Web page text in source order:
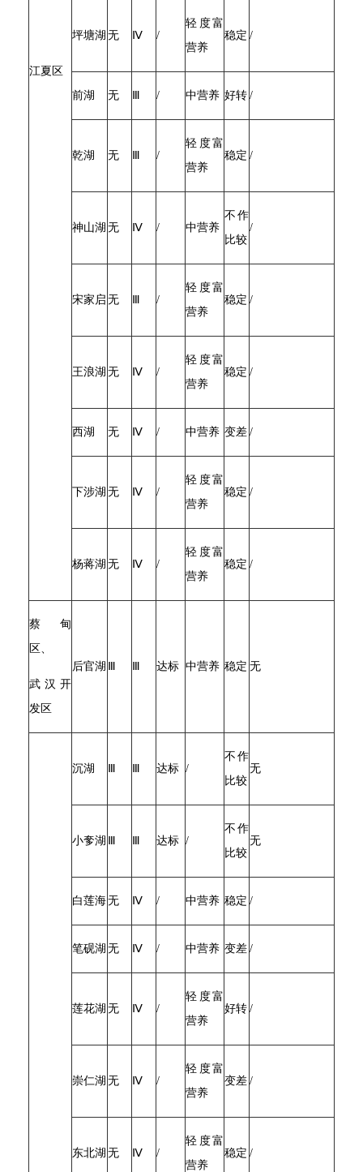
江夏区
坪塘湖 无 Ⅳ /
轻度富
营养
稳定 /
前湖 无 / 中营养 好转 /
乾湖 无 /
轻度富
营养
稳定 /
神山湖 无 Ⅳ / 中营养
不作
比较
/
宋家启 无 /
轻度富
营养
稳定 /
王浪湖 无 Ⅳ /
轻度富
营养
稳定 /
西湖 无 Ⅳ / 中营养 变差 /
下涉湖 无 Ⅳ /
轻度富
营养
稳定 /
杨蒋湖 无 Ⅳ /
轻度富
营养
稳定 /
蔡甸
区、
武汉开
发区
后官湖 达标 中营养 稳定 无
沉湖 达标 /
不作
比较
无
小奓湖 达标 /
不作
比较
无
白莲海无 Ⅳ / 中营养 稳定 /
笔砚湖 无 Ⅳ / 中营养 变差 /
莲花湖 无 Ⅳ /
轻度富
营养
好转 /
崇仁湖 无 Ⅳ /
轻度富
营养
变差 /
东北湖 无 Ⅳ /
轻度富
营养
稳定 /